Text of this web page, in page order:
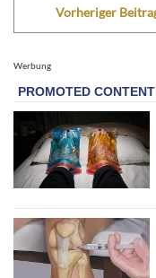
Vorheriger
Werbung